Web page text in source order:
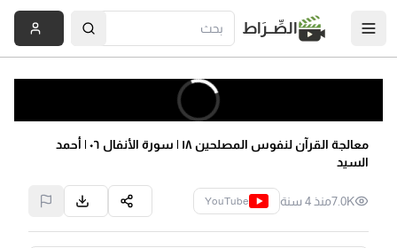
الصِّــرَاط
معالجة القرآن لنفوس المصلحين ١٨ | سورة الأنفال ٠٦ | أحمد
السيد
7.0Kمنذ 4 سنة YouTube